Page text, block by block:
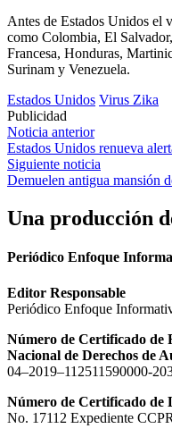
Antes de Estados Unidos el
como Colombia, El
Francesa, Honduras,
Surinam y Venezuela.
Estados Unidos Virus Zika
Publicidad
Navegación
de
entradas
Noticia anterior
Estados Unidos renueva
Siguiente noticia
Demuelen antigua mansión
Una producción
Periódico Enfoque
Editor Responsable
Periódico Enfoque
Número de Certificado de
Nacional de Derechos de
04–2019–112511590000-
Número de Certificado
No. 17112 Expediente